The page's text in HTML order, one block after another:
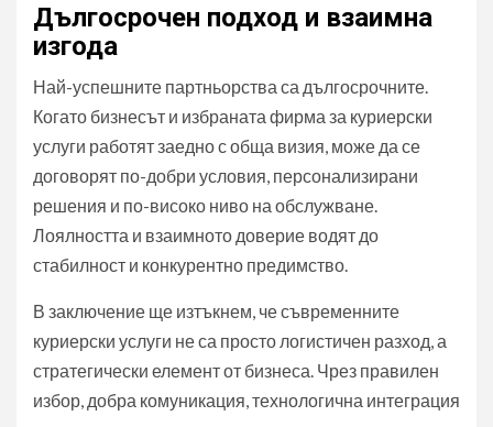
Дългосрочен подход и взаимна
изгода
Най-успешните партньорства са дългосрочните.
Когато бизнесът и избраната фирма за куриерски
услуги работят заедно с обща визия, може да се
договорят по-добри условия, персонализирани
решения и по-високо ниво на обслужване.
Лоялността и взаимното доверие водят до
стабилност и конкурентно предимство.
В заключение ще изтъкнем, че съвременните
куриерски услуги не са просто логистичен разход, а
стратегически елемент от бизнеса. Чрез правилен
избор, добра комуникация, технологична интеграция